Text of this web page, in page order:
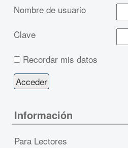
Nombre de usuario
Clave
Recordar mis datos
Información
Para Lectores